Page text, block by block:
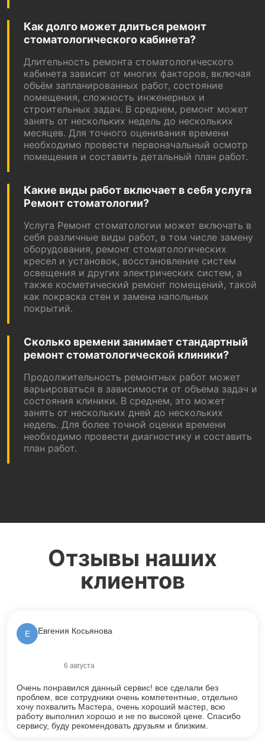
Как долго может длиться ремонт
стоматологического кабинета?
Длительность ремонта стоматологического
кабинета зависит от многих факторов, включая
объём запланированных работ, состояние
помещения, сложность инженерных и
строительных задач. В среднем, ремонт может
занять от нескольких недель до нескольких
месяцев. Для точного оценивания времени
необходимо провести первоначальный осмотр
помещения и составить детальный план работ.
Какие виды работ включает в себя услуга
Ремонт стоматологии?
Услуга Ремонт стоматологии может включать в
себя различные виды работ, в том числе замену
оборудования, ремонт стоматологических
кресел и установок, восстановление систем
освещения и других электрических систем, а
также косметический ремонт помещений, такой
как покраска стен и замена напольных
покрытий.
Сколько времени занимает стандартный
ремонт стоматологической клиники?
Продолжительность ремонтных работ может
варьироваться в зависимости от объема задач и
состояния клиники. В среднем, это может
занять от нескольких дней до нескольких
недель. Для более точной оценки времени
необходимо провести диагностику и составить
план работ.
Отзывы наших
клиентов
Е Евгения Косьянова
Оценка5из 5
6 августа
Очень понравился данный сервис! все сделали без
проблем, все сотрудники очень компетентные, отдельно
хочу похвалить Мастера, очень хороший мастер, всю
работу выполнил хорошо и не по высокой цене. Спасибо
сервису, буду рекомендовать друзьям и близким.